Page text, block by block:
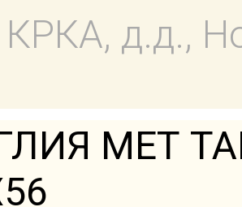
КРКА, д.д.,
МЕТ